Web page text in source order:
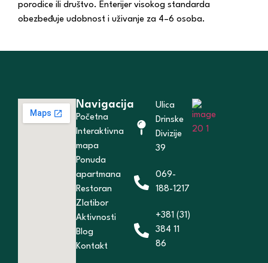
porodice ili društvo. Enterijer visokog standarda
obezbeđuje udobnost i uživanje za 4–6 osoba.
Navigacija
Početna
Interaktivna
mapa
Ponuda
apartmana
Restoran
Zlatibor
Aktivnosti
Blog
Kontakt
Ulica
Drinske
Divizije
39
069-
188-1217
+381 (31)
384 11
86